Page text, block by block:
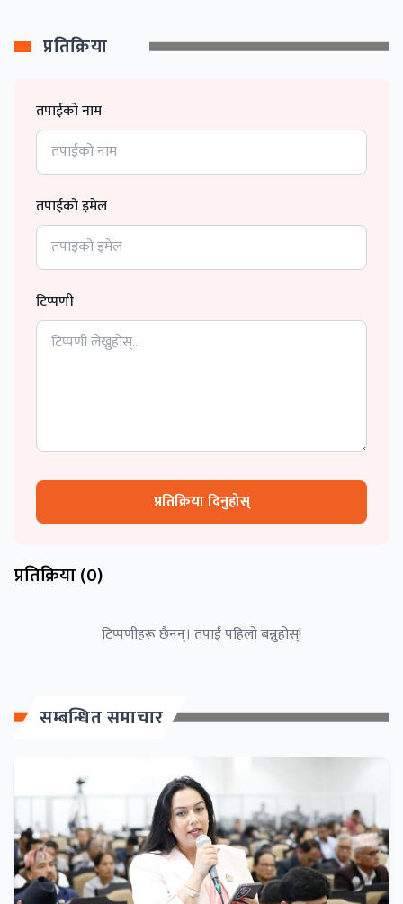
प्रतिक्रिया
तपाईको नाम
तपाईको इमेल
टिप्पणी
प्रतिक्रिया दिनुहोस्
प्रतिक्रिया (0)
टिप्पणीहरू छैनन्। तपाईं पहिलो बन्नुहोस्!
सम्बन्धित समाचार